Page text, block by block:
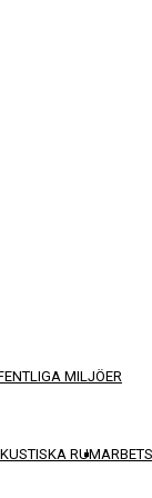
MILJÖER
RUM